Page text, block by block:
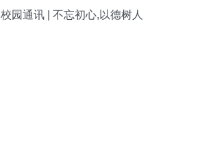
校园通讯 | 不忘初心,以德树人